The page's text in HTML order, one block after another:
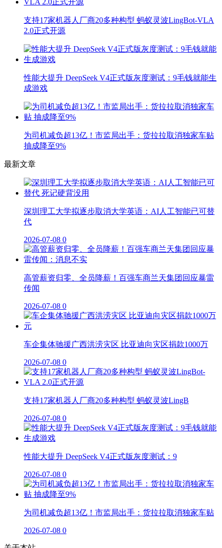
支持17家机器人厂商20多种构型 蚂蚁灵波LingBot-VLA
2.0正式开源
性能大提升 DeepSeek V4正式版灰度测试：9毛钱就能生
成游戏
为司机减负超13亿！市监局出手：货拉拉取消独家车贴
抽成降至9%
最新文章
深圳理工大学拟逐步取消大学英语：AI人工智能已可替
代
2026-07-08 0
高管薪资归零、全员降薪！百强车商兰天集团回应暴雷
传闻
2026-07-08 0
车企集体驰援广西洪涝灾区 比亚迪向灾区捐款1000万
2026-07-08 0
支持17家机器人厂商20多种构型 蚂蚁灵波LingB
2026-07-08 0
性能大提升 DeepSeek V4正式版灰度测试：9
2026-07-08 0
为司机减负超13亿！市监局出手：货拉拉取消独家车贴
2026-07-08 0